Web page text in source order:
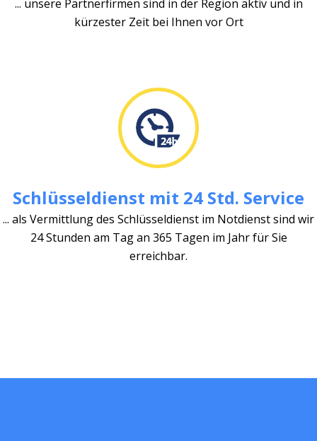
... unsere Partnerfirmen sind in der Region aktiv und in
kürzester Zeit bei Ihnen vor Ort
Schlüsseldienst mit 24 Std. Service
... als Vermittlung des Schlüsseldienst im Notdienst sind wir
24 Stunden am Tag an 365 Tagen im Jahr für Sie
erreichbar.